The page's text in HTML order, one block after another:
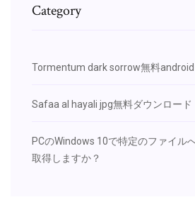
Category
Tormentum dark sorrow無料
Safaa al hayali jpg無料ダウンロード
PCのWindows 10で特定のファイル
取得しますか？